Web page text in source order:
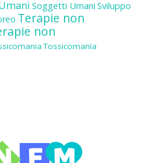
Soggetti Umani Sviluppo
Terapie non
non
Tossicomania